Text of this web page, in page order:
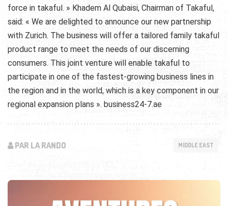
force in takaful. » Khadem Al Qubaisi, Chairman of Takaful,
said: « We are delighted to announce our new partnership
with Zurich. The business will offer a tailored family takaful
product range to meet the needs of our discerning
consumers. This joint venture will enable takaful to
participate in one of the fastest-growing business lines in
the region and in the world, which is a key component in our
regional expansion plans ». business24-7.ae
PAR LA RANDO MIDDLE EAST